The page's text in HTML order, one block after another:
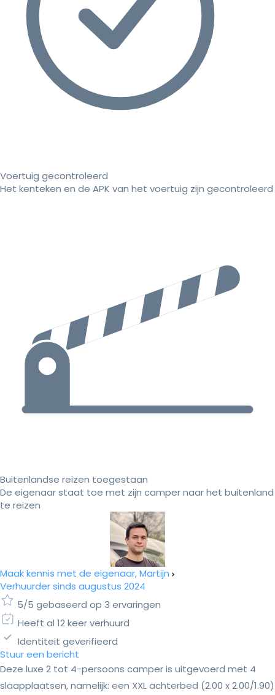
Voertuig gecontroleerd
Het kenteken en de APK van het voertuig zijn gecontroleerd
Buitenlandse reizen toegestaan
De eigenaar staat toe met zijn camper naar het buitenland
te reizen
Maak kennis met de eigenaar, Martijn
Verhuurder sinds augustus 2024
5/5 gebaseerd op 3 ervaringen
Heeft al 12 keer verhuurd
Identiteit geverifieerd
Stuur een bericht
Deze luxe 2 tot 4-persoons camper is uitgevoerd met 4
slaapplaatsen, namelijk: een XXL achterbed (2.00 x 2.00/1.90)